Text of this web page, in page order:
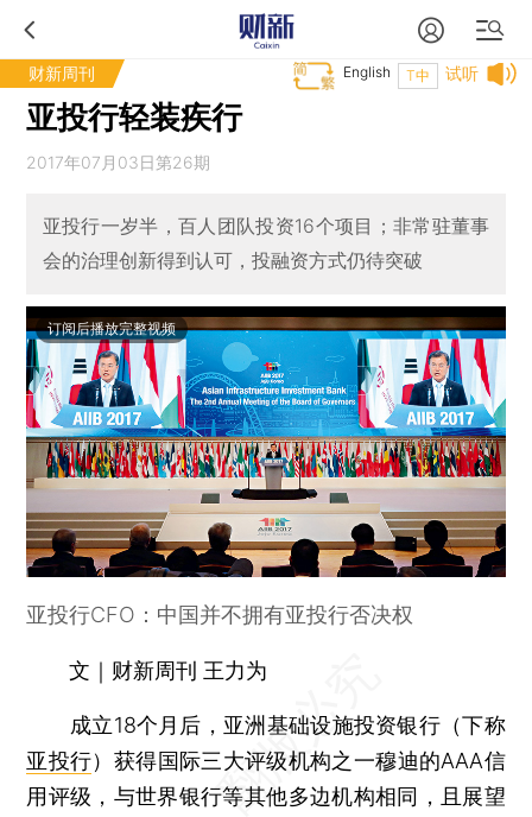
财新周刊 试听
T中
English
亚投行轻装疾行
2017年07月03日第26期
亚投行一岁半，百人团队投资16个项目；非常驻董事
会的治理创新得到认可，投融资方式仍待突破
订阅后播放完整视频
亚投行CFO：中国并不拥有亚投行否决权
文｜财新周刊 王力为
成立18个月后，亚洲基础设施投资银行（下称
亚投行）获得国际三大评级机构之一穆迪的AAA信
用评级，与世界银行等其他多边机构相同，且展望